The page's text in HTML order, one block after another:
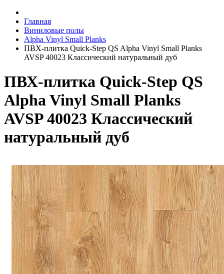
Главная
Виниловые полы
Alpha Vinyl Small Planks
ПВХ-плитка Quick-Step QS Alpha Vinyl Small Planks
AVSP 40023 Классический натуральный дуб
ПВХ-плитка Quick-Step QS
Alpha Vinyl Small Planks
AVSP 40023 Классический
натуральный дуб